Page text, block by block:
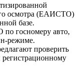
осмотра (ЕАИСТО)
базе.
по госномеру авто,
режиме.
проверить